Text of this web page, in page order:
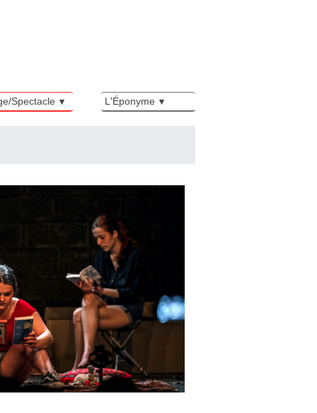
Spectacle L'Éponyme